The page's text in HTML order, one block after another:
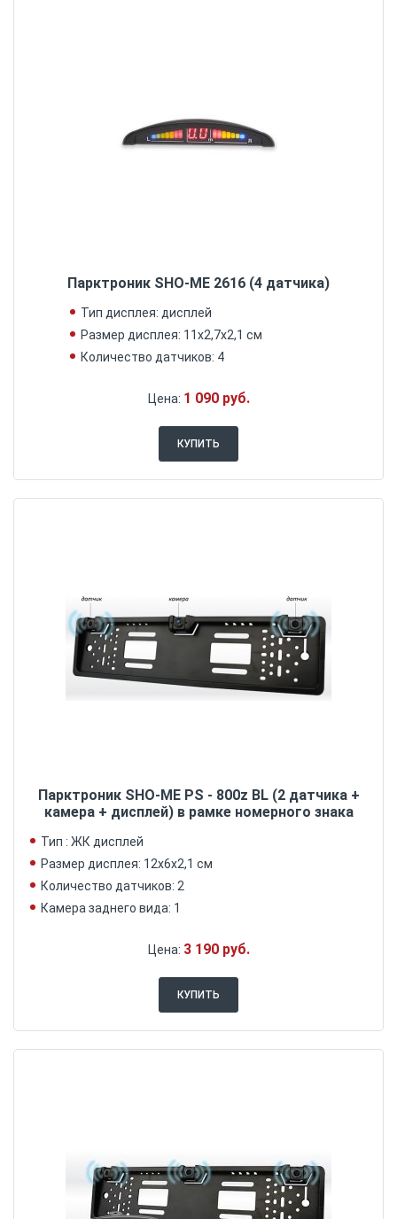
Парктроник SHO-ME 2616 (4 датчика)
Тип дисплея: дисплей
Размер дисплея: 11х2,7х2,1 см
Количество датчиков: 4
Цена: 1 090 руб.
КУПИТЬ
Парктроник SHO-ME PS - 800z BL (2 датчика +
камера + дисплей) в рамке номерного знака
Тип : ЖК дисплей
Размер дисплея: 12х6х2,1 см
Количество датчиков: 2
Камера заднего вида: 1
Цена: 3 190 руб.
КУПИТЬ